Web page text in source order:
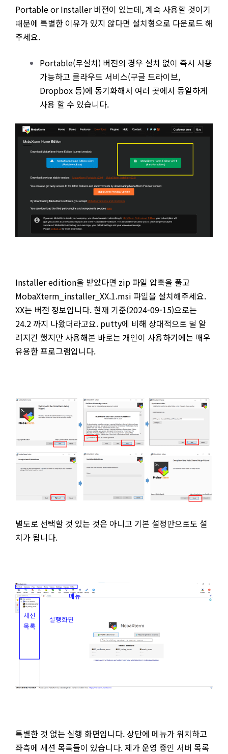
Portable or Installer 버전이 있는데, 계속 사용할 것이기
때문에 특별한 이유가 있지 않다면 설치형으로 다운로드 해
주세요.
Portable(무설치) 버전의 경우 설치 없이 즉시 사용
가능하고 클라우드 서비스(구글 드라이브,
Dropbox 등)에 동기화해서 여러 곳에서 동일하게
사용 할 수 있습니다.
Installer edition을 받았다면 zip 파일 압축을 풀고
MobaXterm_installer_XX.1.msi 파일을 설치해주세요.
XX는 버전 정보입니다. 현재 기준(2024-09-15)으로는
24.2 까지 나왔더라고요. putty에 비해 상대적으로 덜 알
려지긴 했지만 사용해본 바로는 개인이 사용하기에는 매우
유용한 프로그램입니다.
별도로 선택할 것 있는 것은 아니고 기본 설정만으로도 설
치가 됩니다.
특별한 것 없는 실행 화면입니다. 상단에 메뉴가 위치하고
좌측에 세션 목록들이 있습니다. 제가 운영 중인 서버 목록